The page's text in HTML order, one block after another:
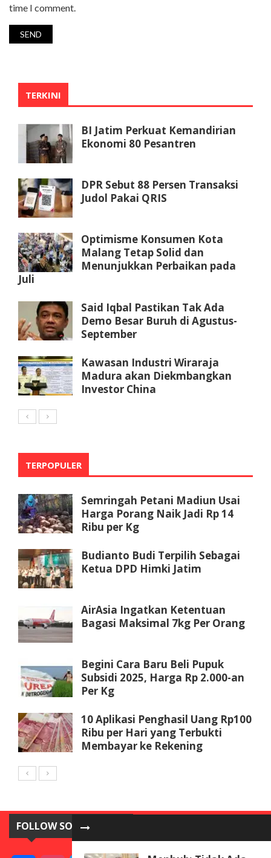
time I comment.
TERKINI
BI Jatim Perkuat Kemandirian
Ekonomi 80 Pesantren
DPR Sebut 88 Persen Transaksi
Judol Pakai QRIS
Optimisme Konsumen Kota
Malang Tetap Solid dan
Menunjukkan Perbaikan pada
Juli
Said Iqbal Pastikan Tak Ada
Demo Besar Buruh di Agustus-
September
Kawasan Industri Wiraraja
Madura akan Diekmbangkan
Investor China
TERPOPULER
Semringah Petani Madiun Usai
Harga Porang Naik Jadi Rp 14
Ribu per Kg
Budianto Budi Terpilih Sebagai
Ketua DPD Himki Jatim
AirAsia Ingatkan Ketentuan
Bagasi Maksimal 7kg Per Orang
Begini Cara Baru Beli Pupuk
Subsidi 2025, Harga Rp 2.000-an
Per Kg
10 Aplikasi Penghasil Uang Rp100
Ribu per Hari yang Terbukti
Membayar ke Rekening
FOLLOW SOSIAL MEDIA